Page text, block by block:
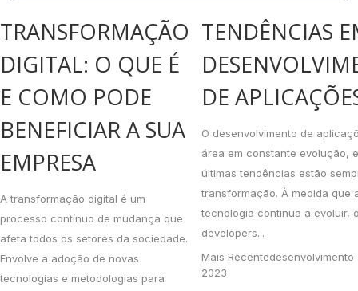
TRANSFORMAÇÃO
DIGITAL: O QUE É
E COMO PODE
BENEFICIAR A SUA
EMPRESA
A transformação digital é um
processo contínuo de mudança que
afeta todos os setores da sociedade.
Envolve a adoção de novas
tecnologias e metodologias para
TENDÊNCIAS
DE
O desenvolvimento de
área em constante evolução,
últimas tendências estão
transformação. À medida que
tecnologia continua a evoluir,
developers...
Mais Recentedesenvolvimento
2023